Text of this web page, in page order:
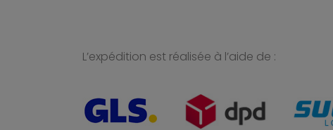
L’expédition est réalisée à l’aide de :